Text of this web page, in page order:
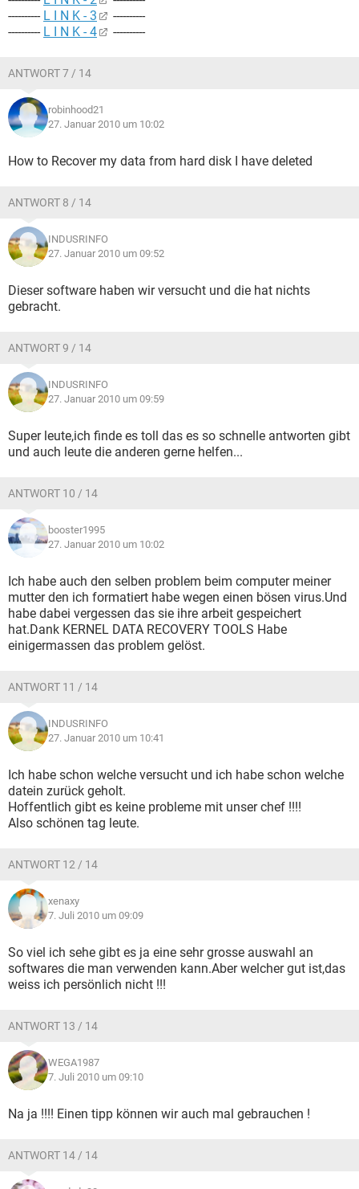
---------- L I N K - 3
----------
---------- L I N K - 4 ----------
ANTWORT 7 / 14
robinhood21
27. Januar 2010 um 10:02
How to Recover my data from hard disk I have deleted
ANTWORT 8 / 14
INDUSRINFO
27. Januar 2010 um 09:52
Dieser software haben wir versucht und die hat nichts
gebracht.
ANTWORT 9 / 14
INDUSRINFO
27. Januar 2010 um 09:59
Super leute,ich finde es toll das es so schnelle antworten gibt
und auch leute die anderen gerne helfen...
ANTWORT 10 / 14
booster1995
27. Januar 2010 um 10:02
Ich habe auch den selben problem beim computer meiner
mutter den ich formatiert habe wegen einen bösen virus.Und
habe dabei vergessen das sie ihre arbeit gespeichert
hat.Dank KERNEL DATA RECOVERY TOOLS Habe
einigermassen das problem gelöst.
ANTWORT 11 / 14
INDUSRINFO
27. Januar 2010 um 10:41
Ich habe schon welche versucht und ich habe schon welche
datein zurück geholt.
Hoffentlich gibt es keine probleme mit unser chef !!!!
Also schönen tag leute.
ANTWORT 12 / 14
xenaxy
7. Juli 2010 um 09:09
So viel ich sehe gibt es ja eine sehr grosse auswahl an
softwares die man verwenden kann.Aber welcher gut ist,das
weiss ich persönlich nicht !!!
ANTWORT 13 / 14
WEGA1987
7. Juli 2010 um 09:10
Na ja !!!! Einen tipp können wir auch mal gebrauchen !
ANTWORT 14 / 14